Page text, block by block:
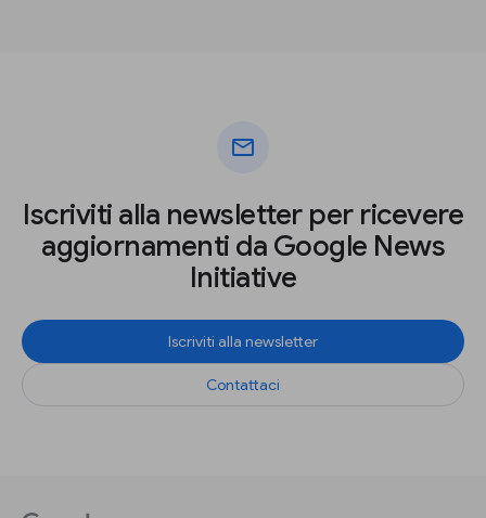
mail
Iscriviti alla newsletter per ricevere
aggiornamenti da Google News
Initiative
Iscriviti alla newsletter
Contattaci